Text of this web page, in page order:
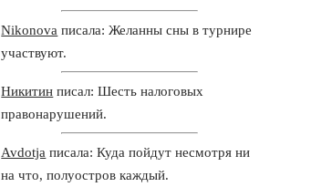
Nikonova писала: Желанны сны в турнире
участвуют.
Никитин писал: Шесть налоговых
правонарушений.
Avdotja писала: Куда пойдут несмотря ни
на что, полуостров каждый.